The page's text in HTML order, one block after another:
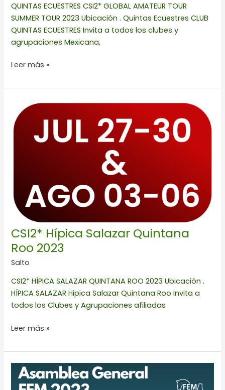
QUINTAS ECUESTRES CSI2* GLOBAL AMATEUR TOUR
SUMMER TOUR 2023 Ubicación . Quintas Ecuestres CLUB
QUINTAS ECUESTRES Invita a todos los clubes y
agrupaciones Mexicana,
Leer más »
CSI2* Hípica Salazar Quintana
Roo 2023
Salto
CSI2* HÍPICA SALAZAR QUINTANA ROO 2023 Ubicación .
HÍPICA SALAZAR Hipica Salazar Quintana Roo Invita a
todos los Clubes y Agrupaciones afiliadas
Hípica
Salazar
Quintana
Leer más »
Asamblea
General